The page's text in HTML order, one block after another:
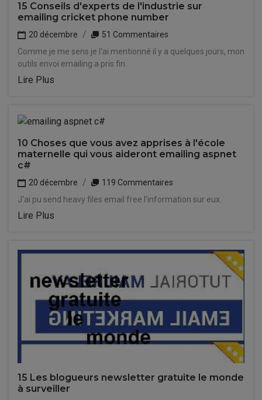
15 Conseils d'experts de l'industrie sur
emailing cricket phone number
20 décembre
51 Commentaires
Comme je me sens je l'ai mentionné il y a quelques jours, mon
outils envoi emailing a pris fin.
Lire Plus
10 Choses que vous avez apprises à l'école
maternelle qui vous aideront emailing aspnet
c#
20 décembre
119 Commentaires
J'ai pu send heavy files email free l'information sur eux.
Lire Plus
15 Les blogueurs newsletter gratuite le monde
à surveiller